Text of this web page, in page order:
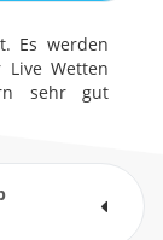
Es werden
Wetten
sehr gut